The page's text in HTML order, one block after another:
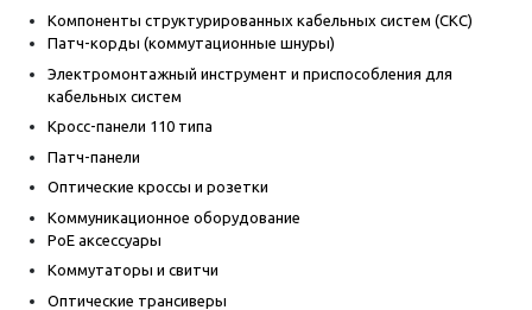
Компоненты структурированных кабельных систем (СКС)
Патч-корды (коммутационные шнуры)
Электромонтажный инструмент и приспособления для
кабельных систем
Кросс-панели 110 типа
Патч-панели
Оптические кроссы и розетки
Коммуникационное оборудование
PoE аксессуары
Коммутаторы и свитчи
Оптические трансиверы